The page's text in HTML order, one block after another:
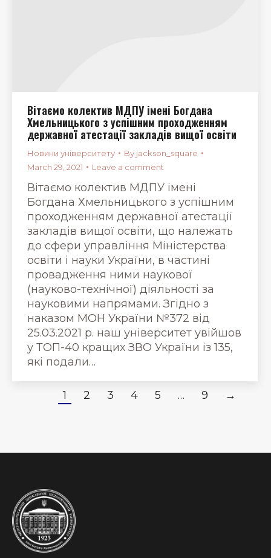
Вітаємо колектив МДПУ імені Богдана
Хмельницького з успішним проходженням
державної атестації закладів вищої освіти
Новини університету By jackson_square
March 29, 2021
Leave a comment
Вітаємо колектив МДПУ імені
Богдана Хмельницького з успішним
проходженням державної атестації
закладів вищої освіти, що належать
до сфери управління Міністерства
освіти і науки України, в частині
провадження ними наукової
(науково-технічної) діяльності за
науковими напрямами. Згідно з
наказом МОН України №372 від
25.03.2021 р. наш університет увійшов
у ТОП-40 кращих ЗВО України із 135,
які подали…
1 2 3 4 5 … 9 →